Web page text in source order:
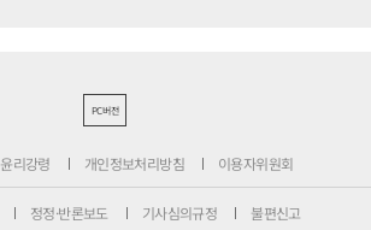
PC버전
윤리강령 개인정보처리방침 이용자위원회
정정·반론보도 기사심의규정 불편신고